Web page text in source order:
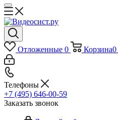
Отложенные 0 Корзина0
Телефоны
+7 (495) 646-00-59
Заказать звонок